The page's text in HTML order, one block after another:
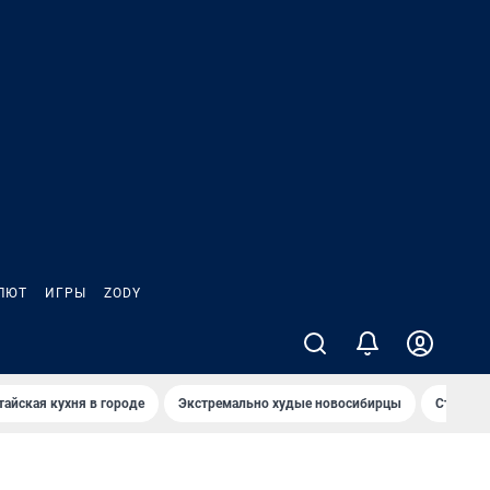
ИГРЫ ZODY
кухня в городе Экстремально худые новосибирцы Старт